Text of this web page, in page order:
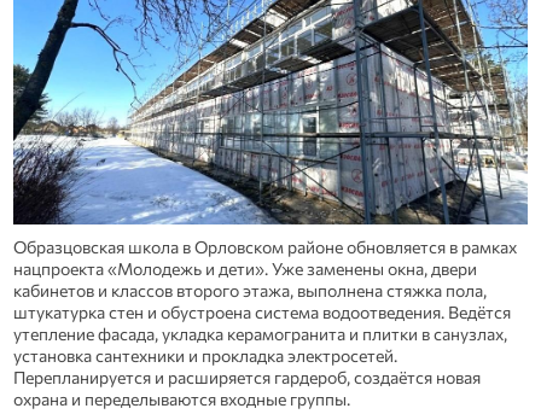
Образцовская школа в Орловском районе обновляется в рамках
нацпроекта «Молодежь и дети». Уже заменены окна, двери
кабинетов и классов второго этажа, выполнена стяжка пола,
штукатурка стен и обустроена система водоотведения. Ведётся
утепление фасада, укладка керамогранита и плитки в санузлах,
установка сантехники и прокладка электросетей.
Перепланируется и расширяется гардероб, создаётся новая
охрана и переделываются входные группы.